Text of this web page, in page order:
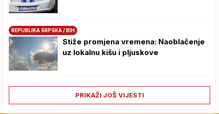
REPUBLIKA SRPSKA / BIH
Stiže promjena vremena: Naoblačenje
uz lokalnu kišu i pljuskove
PRIKAŽI JOŠ VIJESTI